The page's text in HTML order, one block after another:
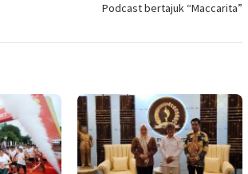
Podcast bertajuk “Maccarita”